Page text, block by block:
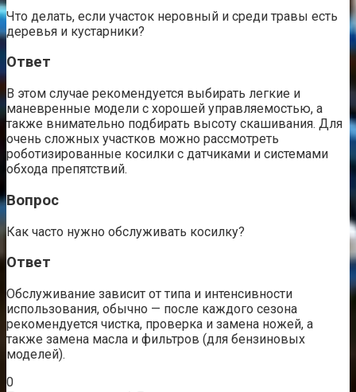
Что делать, если участок неровный и среди травы есть
деревья и кустарники?
Ответ
В этом случае рекомендуется выбирать легкие и
маневренные модели с хорошей управляемостью, а
также внимательно подбирать высоту скашивания. Для
очень сложных участков можно рассмотреть
роботизированные косилки с датчиками и системами
обхода препятствий.
Вопрос
Как часто нужно обслуживать косилку?
Ответ
Обслуживание зависит от типа и интенсивности
использования, обычно — после каждого сезона
рекомендуется чистка, проверка и замена ножей, а
также замена масла и фильтров (для бензиновых
моделей).
0